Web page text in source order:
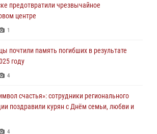
«тревога»
предотвратили чрезвычайное
центре
1
почтили память погибших в результате
году
4
счастья»: сотрудники регионального
поздравили курян с Днём семьи, любви и
4